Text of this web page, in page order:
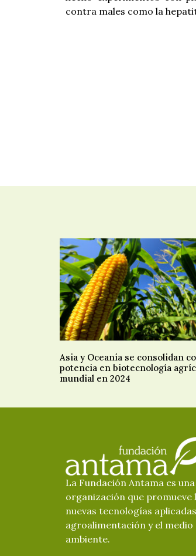
contra males como la
Asia y Oceanía se consolidan
potencia en biotecnología
mundial en 2024
La Fundación Antama es una
organización que promueve
nuevas tecnologías
agroalimentación y el medio
ambiente.